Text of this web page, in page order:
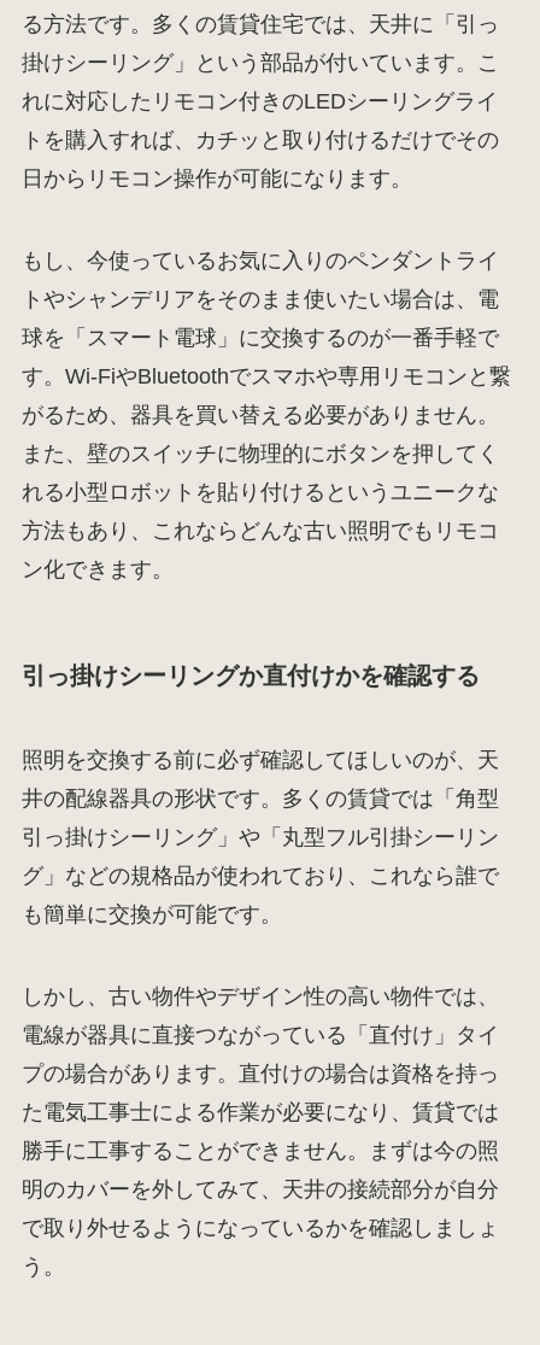
る方法です。多くの賃貸住宅では、天井に「引っ
掛けシーリング」という部品が付いています。こ
れに対応したリモコン付きのLEDシーリングライ
トを購入すれば、カチッと取り付けるだけでその
日からリモコン操作が可能になります。
もし、今使っているお気に入りのペンダントライ
トやシャンデリアをそのまま使いたい場合は、電
球を「スマート電球」に交換するのが一番手軽で
す。Wi-FiやBluetoothでスマホや専用リモコンと繋
がるため、器具を買い替える必要がありません。
また、壁のスイッチに物理的にボタンを押してく
れる小型ロボットを貼り付けるというユニークな
方法もあり、これならどんな古い照明でもリモコ
ン化できます。
引っ掛けシーリングか直付けかを確認する
照明を交換する前に必ず確認してほしいのが、天
井の配線器具の形状です。多くの賃貸では「角型
引っ掛けシーリング」や「丸型フル引掛シーリン
グ」などの規格品が使われており、これなら誰で
も簡単に交換が可能です。
しかし、古い物件やデザイン性の高い物件では、
電線が器具に直接つながっている「直付け」タイ
プの場合があります。直付けの場合は資格を持っ
た電気工事士による作業が必要になり、賃貸では
勝手に工事することができません。まずは今の照
明のカバーを外してみて、天井の接続部分が自分
で取り外せるようになっているかを確認しましょ
う。